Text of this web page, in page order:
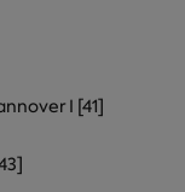
I [41]